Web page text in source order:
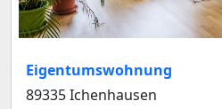
Eigentumswohnung
89335 Ichenhausen